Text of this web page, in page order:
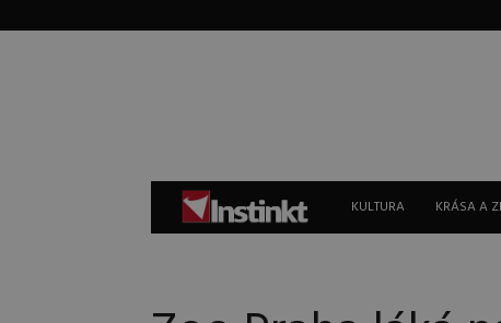
Instinkt
KULTURA KRÁSA A